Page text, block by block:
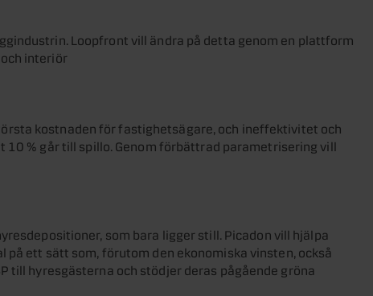
Loopfront vill ändra på detta genom en plattform
interiör
kostnaden för fastighetsägare, och ineffektivitet och
10 % går till spillo. Genom förbättrad parametrisering vill
som bara ligger still. Picadon vill hjälpa
ett sätt som, förutom den ekonomiska vinsten, också
till hyresgästerna och stödjer deras pågående gröna